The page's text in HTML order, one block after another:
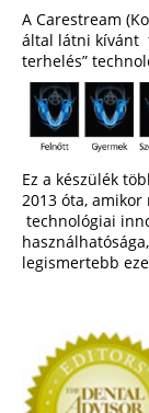
A Carestream
által látni kívánt
terhelés”
Ez a készülék
2013 óta, amikor
technológiai
legismertebb